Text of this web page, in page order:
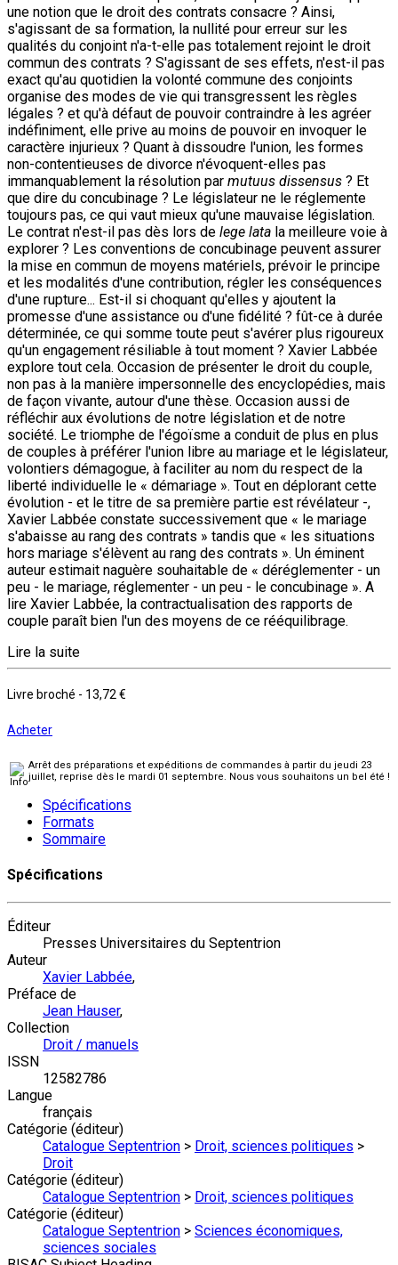
une notion que le droit des contrats consacre ? Ainsi,
s'agissant de sa formation, la nullité pour erreur sur les
qualités du conjoint n'a-t-elle pas totalement rejoint le droit
commun des contrats ? S'agissant de ses effets, n'est-il pas
exact qu'au quotidien la volonté commune des conjoints
organise des modes de vie qui transgressent les règles
légales ? et qu'à défaut de pouvoir contraindre à les agréer
indéfiniment, elle prive au moins de pouvoir en invoquer le
caractère injurieux ? Quant à dissoudre l'union, les formes
non-contentieuses de divorce n'évoquent-elles pas
immanquablement la résolution par mutuus dissensus ? Et
que dire du concubinage ? Le législateur ne le réglemente
toujours pas, ce qui vaut mieux qu'une mauvaise législation.
Le contrat n'est-il pas dès lors de lege lata la meilleure voie à
explorer ? Les conventions de concubinage peuvent assurer
la mise en commun de moyens matériels, prévoir le principe
et les modalités d'une contribution, régler les conséquences
d'une rupture... Est-il si choquant qu'elles y ajoutent la
promesse d'une assistance ou d'une fidélité ? fût-ce à durée
déterminée, ce qui somme toute peut s'avérer plus rigoureux
qu'un engagement résiliable à tout moment ? Xavier Labbée
explore tout cela. Occasion de présenter le droit du couple,
non pas à la manière impersonnelle des encyclopédies, mais
de façon vivante, autour d'une thèse. Occasion aussi de
réfléchir aux évolutions de notre législation et de notre
société. Le triomphe de l'égoïsme a conduit de plus en plus
de couples à préférer l'union libre au mariage et le législateur,
volontiers démagogue, à faciliter au nom du respect de la
liberté individuelle le « démariage ». Tout en déplorant cette
évolution - et le titre de sa première partie est révélateur -,
Xavier Labbée constate successivement que « le mariage
s'abaisse au rang des contrats » tandis que « les situations
hors mariage s'élèvent au rang des contrats ». Un éminent
auteur estimait naguère souhaitable de « déréglementer - un
peu - le mariage, réglementer - un peu - le concubinage ». A
lire Xavier Labbée, la contractualisation des rapports de
couple paraît bien l'un des moyens de ce rééquilibrage.
Lire la suite
Livre broché - 13,72 €
Acheter
Arrêt des préparations et expéditions de commandes à partir du jeudi 23
juillet, reprise dès le mardi 01 septembre. Nous vous souhaitons un bel été !
Spécifications
Formats
Sommaire
Spécifications
Éditeur
Presses Universitaires du Septentrion
Auteur
Xavier Labbée,
Préface de
Jean Hauser,
Collection
Droit / manuels
ISSN
12582786
Langue
français
Catégorie (éditeur)
Catalogue Septentrion > Droit, sciences politiques >
Droit
Catégorie (éditeur)
Catalogue Septentrion > Droit, sciences politiques
Catégorie (éditeur)
Catalogue Septentrion > Sciences économiques,
sciences sociales